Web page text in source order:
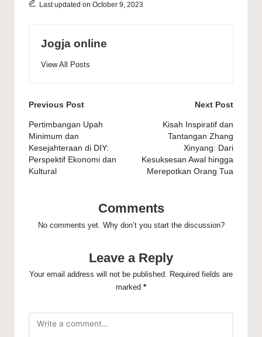
Last updated on October 9, 2023
Jogja online
View All Posts
Post
navigation
Previous Post
Pertimbangan Upah
Minimum dan
Kesejahteraan di DIY:
Perspektif Ekonomi dan
Kultural
Next Post
Kisah Inspiratif dan
Tantangan Zhang
Xinyang: Dari
Kesuksesan Awal hingga
Merepotkan Orang Tua
Comments
No comments yet. Why don’t you start the discussion?
Leave a Reply
Your email address will not be published. Required fields are
marked *